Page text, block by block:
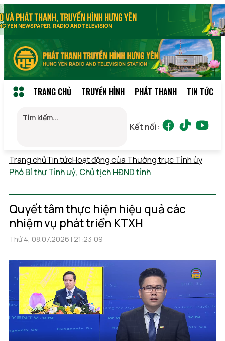
TRANG CHỦ TRUYỀN HÌNH PHÁT THANH TIN TỨC
Kết nối:
Trang chủTin tứcHoạt động của Thường trực Tỉnh ủy
Phó Bí thư Tỉnh uỷ, Chủ tịch HĐND tỉnh
Quyết tâm thực hiện hiệu quả các
nhiệm vụ phát triển KTXH
Thứ 4, 08.07.2026 | 21:23:09